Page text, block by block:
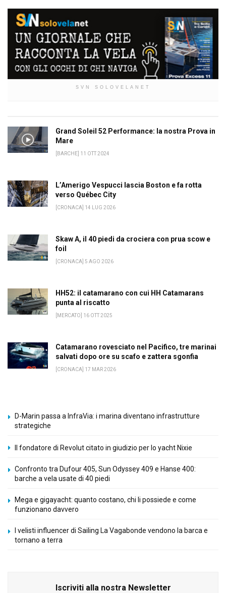
SVN SOLOVELANET
Grand Soleil 52 Performance: la nostra Prova in
Mare
[BARCHE] 11 OTT 2024
L’Amerigo Vespucci lascia Boston e fa rotta
verso Québec City
[CRONACA] 14 LUG 2026
Skaw A, il 40 piedi da crociera con prua scow e
foil
[CRONACA] 5 AGO 2026
HH52: il catamarano con cui HH Catamarans
punta al riscatto
[MERCATO] 16 OTT 2025
Catamarano rovesciato nel Pacifico, tre marinai
salvati dopo ore su scafo e zattera sgonfia
[CRONACA] 17 MAR 2026
D-Marin passa a InfraVia: i marina diventano infrastrutture
strategiche
Il fondatore di Revolut citato in giudizio per lo yacht Nixie
Confronto tra Dufour 405, Sun Odyssey 409 e Hanse 400:
barche a vela usate di 40 piedi
Mega e gigayacht: quanto costano, chi li possiede e come
funzionano davvero
I velisti influencer di Sailing La Vagabonde vendono la barca e
tornano a terra
Iscriviti alla nostra Newsletter